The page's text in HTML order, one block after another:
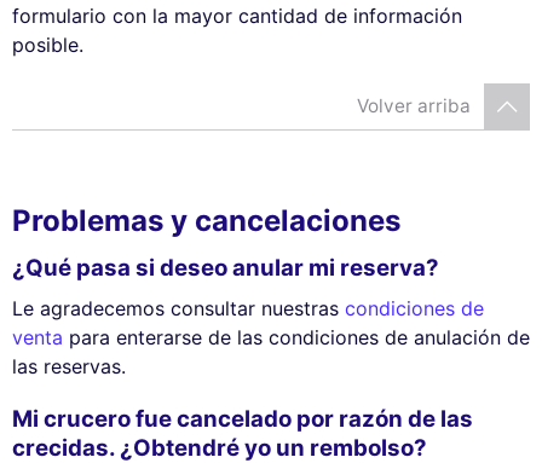
formulario con la mayor cantidad de información
posible.
Volver arriba
Problemas y cancelaciones
¿Qué pasa si deseo anular mi reserva?
Le agradecemos consultar nuestras condiciones de
venta para enterarse de las condiciones de anulación de
las reservas.
Mi crucero fue cancelado por razón de las
crecidas. ¿Obtendré yo un rembolso?